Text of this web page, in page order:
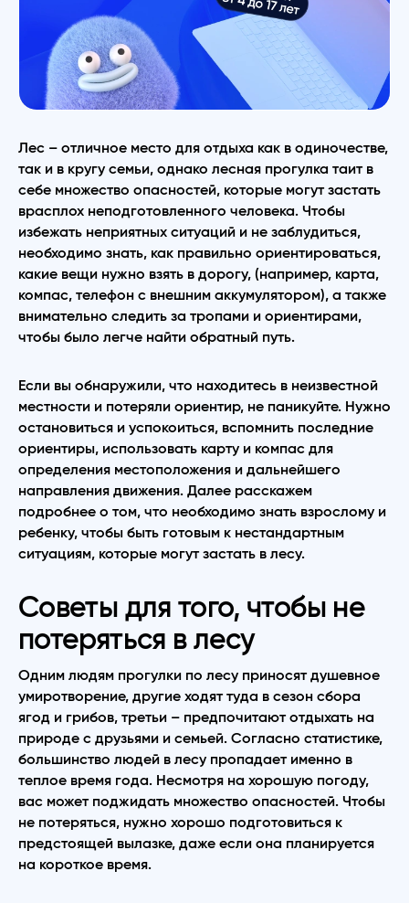
Лес – отличное место для отдыха как в одиночестве,
так и в кругу семьи, однако лесная прогулка таит в
себе множество опасностей, которые могут застать
врасплох неподготовленного человека. Чтобы
избежать неприятных ситуаций и не заблудиться,
необходимо знать, как правильно ориентироваться,
какие вещи нужно взять в дорогу, (например, карта,
компас, телефон с внешним аккумулятором), а также
внимательно следить за тропами и ориентирами,
чтобы было легче найти обратный путь.
Если вы обнаружили, что находитесь в неизвестной
местности и потеряли ориентир, не паникуйте. Нужно
остановиться и успокоиться, вспомнить последние
ориентиры, использовать карту и компас для
определения местоположения и дальнейшего
направления движения. Далее расскажем
подробнее о том, что необходимо знать взрослому и
ребенку, чтобы быть готовым к нестандартным
ситуациям, которые могут застать в лесу.
Советы для того, чтобы не
потеряться в лесу
Одним людям прогулки по лесу приносят душевное
умиротворение, другие ходят туда в сезон сбора
ягод и грибов, третьи – предпочитают отдыхать на
природе с друзьями и семьей. Согласно статистике,
большинство людей в лесу пропадает именно в
теплое время года. Несмотря на хорошую погоду,
вас может поджидать множество опасностей. Чтобы
не потеряться, нужно хорошо подготовиться к
предстоящей вылазке, даже если она планируется
на короткое время.